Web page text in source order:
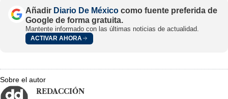
Añadir Diario De México como fuente preferida de
Google de forma gratuita.
Mantente informado con las últimas noticias de actualidad.
ACTIVAR AHORA
Sobre el autor
REDACCIÓN